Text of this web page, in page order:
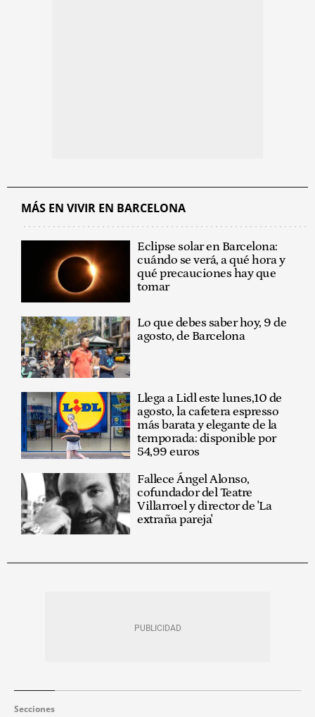
MÁS EN VIVIR EN BARCELONA
Eclipse solar en Barcelona:
cuándo se verá, a qué hora y
qué precauciones hay que
tomar
Lo que debes saber hoy, 9 de
agosto, de Barcelona
Llega a Lidl este lunes,10 de
agosto, la cafetera espresso
más barata y elegante de la
temporada: disponible por
54,99 euros
Fallece Ángel Alonso,
cofundador del Teatre
Villarroel y director de 'La
extraña pareja'
Secciones